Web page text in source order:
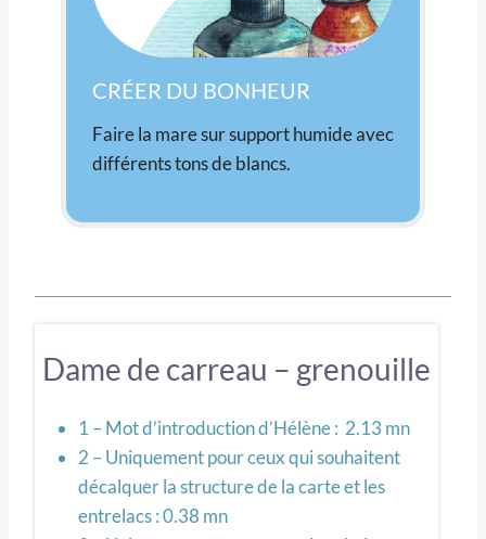
CRÉER DU BONHEUR
Faire la mare sur support humide avec
différents tons de blancs.
Dame de carreau – grenouille
1 – Mot d’introduction d’Hélène : 2.13 mn
2 – Uniquement pour ceux qui souhaitent
décalquer la structure de la carte et les
entrelacs : 0.38 mn